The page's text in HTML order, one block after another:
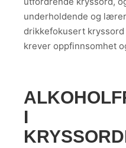
underholdende og
drikkefokusert
krever oppfinnsomhet
I